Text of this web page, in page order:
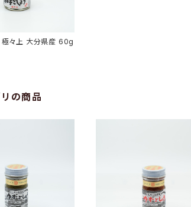
極々上 大分県産 60g
の商品